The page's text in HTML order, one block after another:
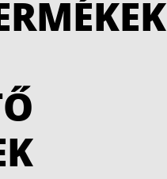
...